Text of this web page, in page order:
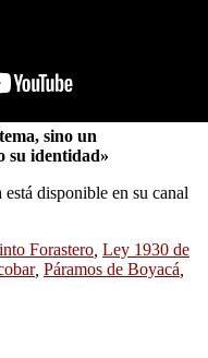
sino un
su identidad»
disponible en su canal
Forastero, Ley 1930 de
, Páramos de Boyacá,